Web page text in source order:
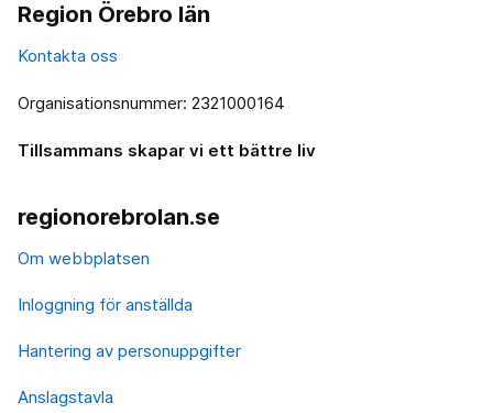
Region Örebro län
Kontakta oss
Organisationsnummer: 2321000164
Tillsammans skapar vi ett bättre liv
regionorebrolan.se
Om webbplatsen
Inloggning för anställda
Hantering av personuppgifter
Anslagstavla